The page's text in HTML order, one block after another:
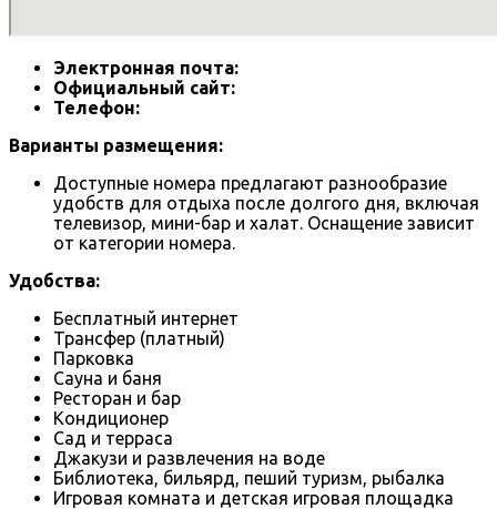
Электронная почта:
Официальный сайт:
Телефон:
Варианты размещения:
Доступные номера предлагают разнообразие
удобств для отдыха после долгого дня, включая
телевизор, мини-бар и халат. Оснащение зависит
от категории номера.
Удобства:
Бесплатный интернет
Трансфер (платный)
Парковка
Сауна и баня
Ресторан и бар
Кондиционер
Сад и терраса
Джакузи и развлечения на воде
Библиотека, бильярд, пеший туризм, рыбалка
Игровая комната и детская игровая площадка